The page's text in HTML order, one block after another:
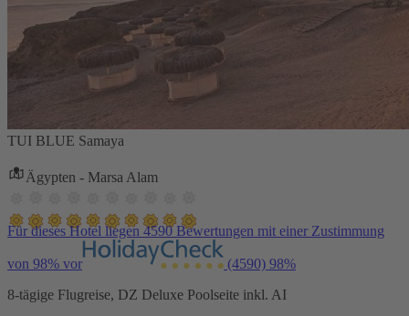
TUI BLUE Samaya
Ägypten - Marsa Alam
Für dieses Hotel liegen 4590 Bewertungen mit einer Zustimmung
von 98% vor (4590) 98%
8-tägige Flugreise, DZ Deluxe Poolseite inkl. AI